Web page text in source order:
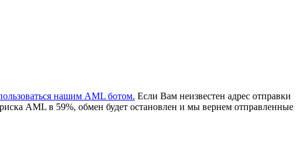
нашим AML ботом. Если Вам неизвестен адрес отправки
AML в 59%, обмен будет остановлен и мы вернем отправленные